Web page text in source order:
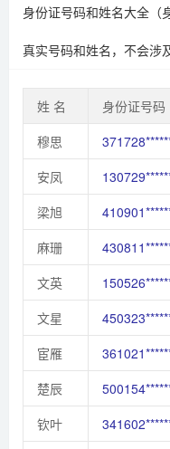
身份证号码和姓名大全（
真实号码和姓名，不会涉
姓 名 身份证号码
穆思
安凤
梁旭
麻珊
文英
文星
宦雁
楚辰
钦叶